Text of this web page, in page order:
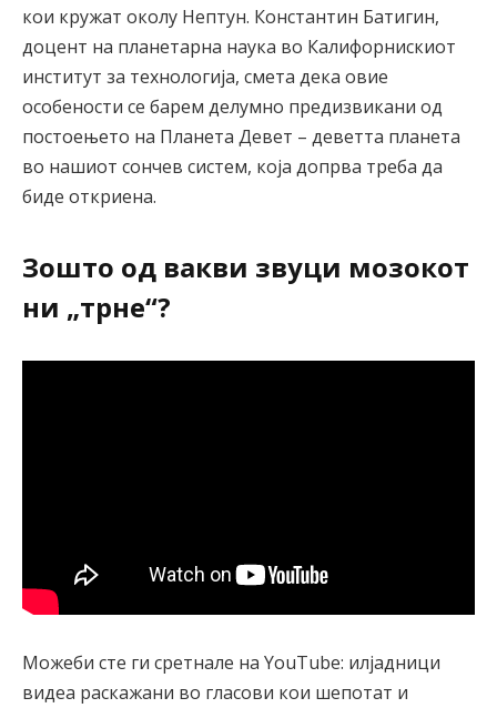
кои кружат околу Нептун. Константин Батигин,
доцент на планетарна наука во Калифорнискиот
институт за технологија, смета дека овие
особености се барем делумно предизвикани од
постоењето на Планета Девет – деветта планета
во нашиот сончев систем, која допрва треба да
биде откриена.
Зошто од вакви звуци мозокот
ни „трне“?
Можеби сте ги сретнале на YouTube: илјадници
видеа раскажани во гласови кои шепотат и